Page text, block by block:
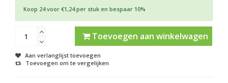
Koop 24 voor €1,24 per stuk en bespaar 10%
Toevoegen aan winkelwagen
Aan verlanglijst toevoegen
Toevoegen om te vergelijken